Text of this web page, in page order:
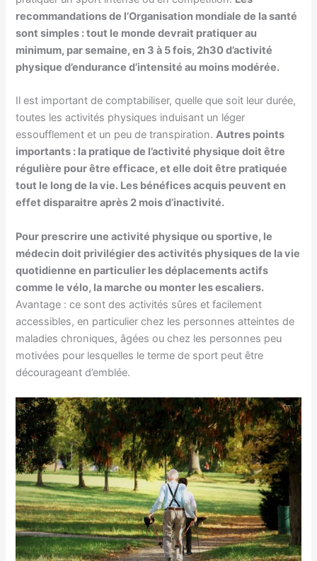
recommandations de l’Organisation mondiale de la santé
sont simples : tout le monde devrait pratiquer au
minimum, par semaine, en 3 à 5 fois, 2h30 d’activité
physique d’endurance d’intensité au moins modérée.
Il est important de comptabiliser, quelle que soit leur durée,
toutes les activités physiques induisant un léger
essoufflement et un peu de transpiration.Autres points
importants : la pratique de l’activité physique doit être
régulière pour être efficace, et elle doit être pratiquée
tout le long de la vie. Les bénéfices acquis peuvent en
effet disparaitre après 2 mois d’inactivité.
Pour prescrire une activité physique ou sportive, le
médecin doit privilégier des activités physiques de la vie
quotidienne en particulier les déplacements actifs
comme le vélo, la marche ou monter les escaliers.
Avantage : ce sont des activités sûres et facilement
accessibles, en particulier chez les personnes atteintes de
maladies chroniques, âgées ou chez les personnes peu
motivées pour lesquelles le terme de sport peut être
décourageant d’emblée.